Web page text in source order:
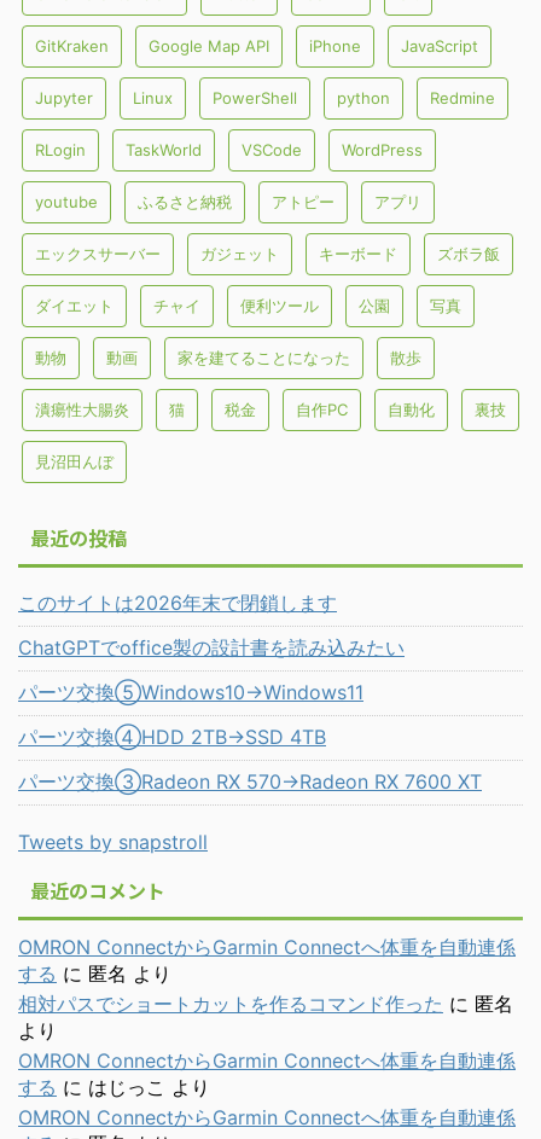
GitKraken Google Map API iPhone JavaScript
Jupyter Linux PowerShell python Redmine
RLogin TaskWorld VSCode WordPress
youtube ふるさと納税 アトピー アプリ
エックスサーバー ガジェット キーボード ズボラ飯
ダイエット チャイ 便利ツール 公園 写真
動物 動画 家を建てることになった 散歩
潰瘍性大腸炎 猫 税金 自作PC 自動化 裏技
見沼田んぼ
最近の投稿
このサイトは2026年末で閉鎖します
ChatGPTでoffice製の設計書を読み込みたい
パーツ交換⑤Windows10→Windows11
パーツ交換④HDD 2TB→SSD 4TB
パーツ交換③Radeon RX 570→Radeon RX 7600 XT
Tweets by snapstroll
最近のコメント
OMRON ConnectからGarmin Connectへ体重を自動連係
する に 匿名 より
相対パスでショートカットを作るコマンド作った に 匿名
より
OMRON ConnectからGarmin Connectへ体重を自動連係
する に はじっこ より
OMRON ConnectからGarmin Connectへ体重を自動連係